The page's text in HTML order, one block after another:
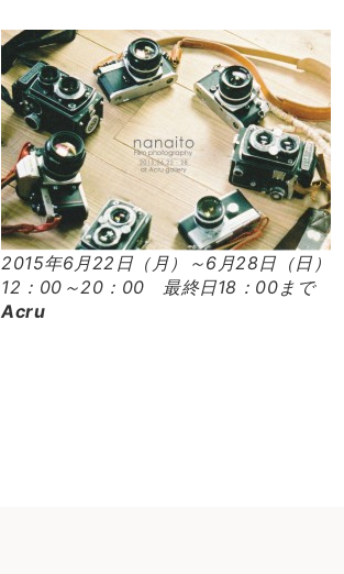
2015年6月22日（月）～6月28日（日）
12：00～20：00 最終日18：00まで
Acru